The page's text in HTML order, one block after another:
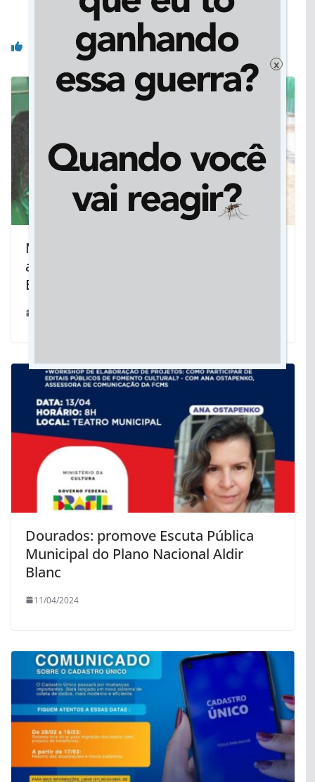
Você pode gostar também
Mara Caseiro e Lucas Foroni destacam
ações e reforçam parceria por Rio
Brilhante
Dourados: promove Escuta Pública
Municipal do Plano Nacional Aldir
Blanc
11/04/2024
x